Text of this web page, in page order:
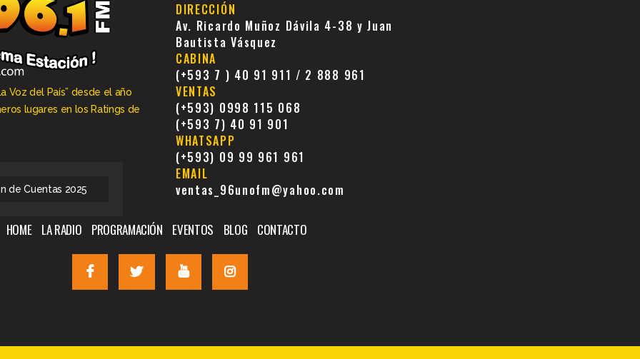
Voz del País” desde el año
lugares en los Ratings de
de Cuentas 2025
DIRECCIÓN
Av. Ricardo Muñoz Dávila 4-38 y Juan
Bautista Vásquez
CABINA
(+593 7 ) 40 91 911 / 2 888 961
VENTAS
(+593) 0998 115 068
(+593 7) 40 91 901
WHATSAPP
(+593) 09 99 961 961
EMAIL
ventas_96unofm@yahoo.com
HOME LA RADIO PROGRAMACIÓN EVENTOS BLOG CONTACTO